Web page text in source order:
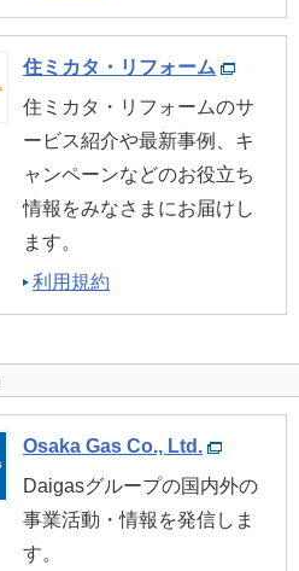
住ミカタ・リフォーム
住ミカタ・リフォームのサ
ービス紹介や最新事例、キ
ャンペーンなどのお役立ち
情報をみなさまにお届けし
ます。
利用規約
Osaka Gas Co., Ltd.
Daigasグループの国内外の
事業活動・情報を発信しま
す。